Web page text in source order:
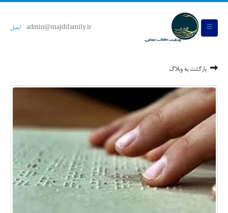
admin@majdifamily.ir ایمیل
بازگشت به وبلاگ